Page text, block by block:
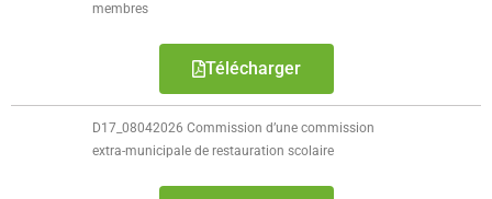
membres
Télécharger
D17_08042026 Commission d’une commission
extra-municipale de restauration scolaire